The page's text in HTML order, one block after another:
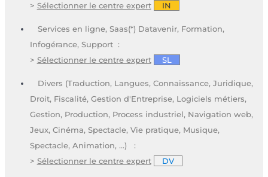
> Sélectionner le centre expert IN
Services en ligne, Saas(*) Datavenir, Formation,
Infogérance, Support :
> Sélectionner le centre expert SL
Divers (Traduction, Langues, Connaissance, Juridique,
Droit, Fiscalité, Gestion d'Entreprise, Logiciels métiers,
Gestion, Production, Process industriel, Navigation web,
Jeux, Cinéma, Spectacle, Vie pratique, Musique,
Spectacle, Animation, ...) :
> Sélectionner le centre expert DV